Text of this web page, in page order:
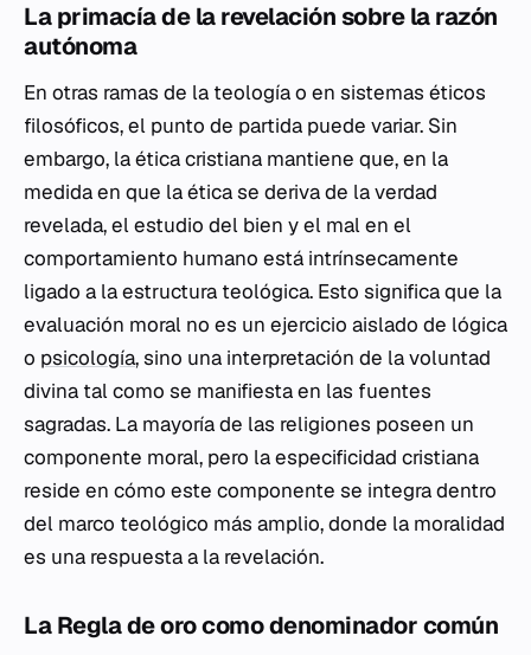
La primacía de la revelación sobre la razón
autónoma
En otras ramas de la teología o en sistemas éticos
filosóficos, el punto de partida puede variar. Sin
embargo, la ética cristiana mantiene que, en la
medida en que la ética se deriva de la verdad
revelada, el estudio del bien y el mal en el
comportamiento humano está intrínsecamente
ligado a la estructura teológica. Esto significa que la
evaluación moral no es un ejercicio aislado de lógica
o psicología, sino una interpretación de la voluntad
divina tal como se manifiesta en las fuentes
sagradas. La mayoría de las religiones poseen un
componente moral, pero la especificidad cristiana
reside en cómo este componente se integra dentro
del marco teológico más amplio, donde la moralidad
es una respuesta a la revelación.
La Regla de oro como denominador común